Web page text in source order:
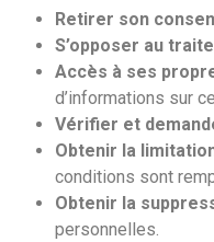
Retirer son
S’opposer au
Accès à ses
d’informations sur
Vérifier et
Obtenir la
conditions sont
Obtenir la
personnelles.